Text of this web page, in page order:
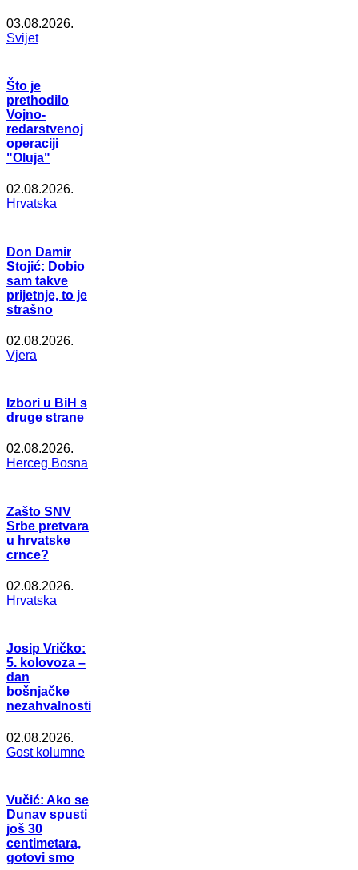
03.08.2026.
Svijet
Što je
prethodilo
Vojno-
redarstvenoj
operaciji
"Oluja"
02.08.2026.
Hrvatska
Don Damir
Stojić: Dobio
sam takve
prijetnje, to je
strašno
02.08.2026.
Vjera
Izbori u BiH s
druge strane
02.08.2026.
Herceg Bosna
Zašto SNV
Srbe pretvara
u hrvatske
crnce?
02.08.2026.
Hrvatska
Josip Vričko:
5. kolovoza –
dan
bošnjačke
nezahvalnosti
02.08.2026.
Gost kolumne
Vučić: Ako se
Dunav spusti
još 30
centimetara,
gotovi smo